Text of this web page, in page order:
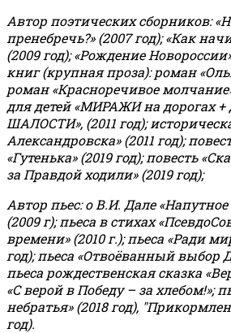
Автор поэтических сборников:
пренебречь?» (2007 год); «Как
(2009 год); «Рождение
книг (крупная проза): роман
роман «Красноречивое
для детей «МИРАЖИ на дорогах +
ШАЛОСТИ», (2011 год);
Александровска» (2011 год);
«Гутенька» (2019 год); повесть
за Правдой ходили» (2019 год);
Автор пьес: о В.И. Дале
(2009 г); пьеса в стихах
времени» (2010 г.); пьеса «Ради
год); пьеса «Отвоёванный выбор
пьеса рождественская сказка
«С верой в Победу – за хлебом!»;
небратья» (2018 год),
год).